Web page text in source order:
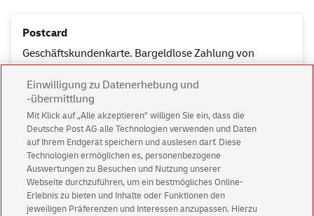
Postcard
Geschäftskundenkarte. Bargeldlose Zahlung von
Produkten und Dienstleistungen der Deutschen Post.
Postfach
Ihre Adresse für frühe Post und zeitunabhängige
Abholung.
Einwilligung zu Datenerhebung und
-übermittlung
Mit Klick auf „Alle akzeptieren” willigen Sie ein, dass die
Deutsche Post AG alle Technologien verwenden und Daten
auf Ihrem Endgerät speichern und auslesen darf. Diese
Technologien ermöglichen es, personenbezogene
Auswertungen zu Besuchen und Nutzung unserer
Webseite durchzuführen, um ein bestmögliches Online-
Erlebnis zu bieten und Inhalte oder Funktionen den
jeweiligen Präferenzen und Interessen anzupassen. Hierzu